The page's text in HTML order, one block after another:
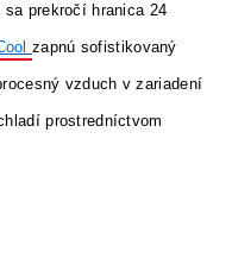
prekročí hranica 24
zapnú sofistikovaný
vzduch v zariadení
prostredníctvom